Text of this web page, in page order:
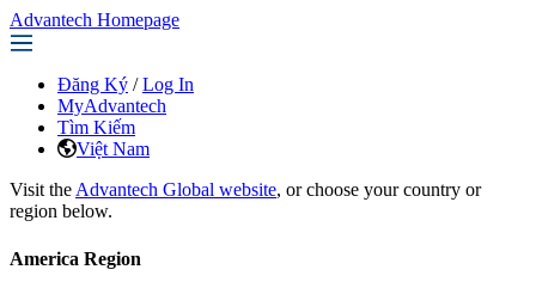
Advantech Homepage
Đăng Ký / Log In
MyAdvantech
Tìm Kiếm
Việt Nam
Visit the Advantech Global website, or choose your country or
region below.
America Region